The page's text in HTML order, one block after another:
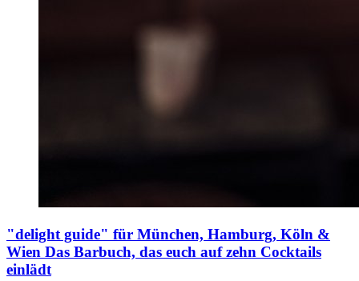
"delight guide" für München, Hamburg, Köln &
Wien Das Barbuch, das euch auf zehn Cocktails
einlädt